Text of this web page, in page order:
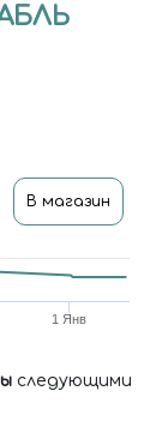
В магазин
1 Янв
следующими